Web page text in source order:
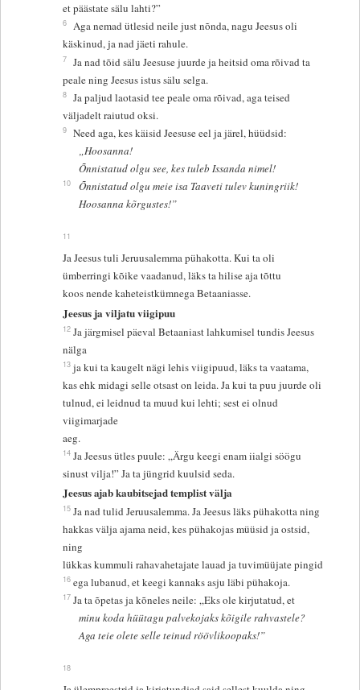
et päästate sälu lahti?”
6 Aga nemad ütlesid neile just nõnda, nagu Jeesus oli
käskinud, ja nad jäeti rahule.
7 Ja nad tõid sälu Jeesuse juurde ja heitsid oma rõivad ta
peale ning Jeesus istus sälu selga.
8 Ja paljud laotasid tee peale oma rõivad, aga teised
väljadelt raiutud oksi.
9 Need aga, kes käisid Jeesuse eel ja järel, hüüdsid:
„Hoosanna!
Õnnistatud olgu see, kes tuleb Issanda nimel!
10
Õnnistatud olgu meie isa Taaveti tulev kuningriik!
Hoosanna kõrgustes!”
11
Ja Jeesus tuli Jeruusalemma pühakotta. Kui ta oli
ümberringi kõike vaadanud, läks ta hilise aja tõttu
koos nende kaheteistkümnega Betaaniasse.
Jeesus ja viljatu viigipuu
12 Ja järgmisel päeval Betaaniast lahkumisel tundis Jeesus
nälga
13 ja kui ta kaugelt nägi lehis viigipuud, läks ta vaatama,
kas ehk midagi selle otsast on leida. Ja kui ta puu juurde oli
tulnud, ei leidnud ta muud kui lehti; sest ei olnud
viigimarjade
aeg.
14 Ja Jeesus ütles puule: „Ärgu keegi enam iialgi söögu
sinust vilja!” Ja ta jüngrid kuulsid seda.
Jeesus ajab kaubitsejad templist välja
15 Ja nad tulid Jeruusalemma. Ja Jeesus läks pühakotta ning
hakkas välja ajama neid, kes pühakojas müüsid ja ostsid,
ning
lükkas kummuli rahavahetajate lauad ja tuvimüüjate pingid
16 ega lubanud, et keegi kannaks asju läbi pühakoja.
17 Ja ta õpetas ja kõneles neile: „Eks ole kirjutatud, et
minu koda hüütagu palvekojaks kõigile rahvastele?
Aga teie olete selle teinud röövlikoopaks!”
18